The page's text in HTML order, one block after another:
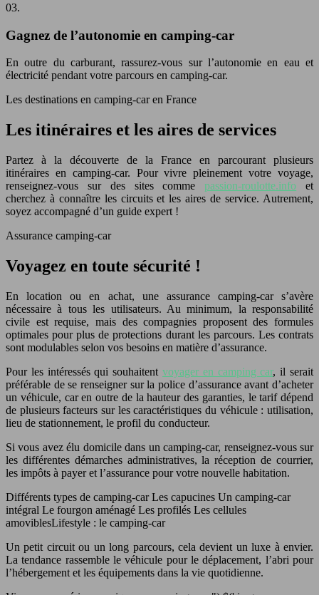
03.
Gagnez de l’autonomie en camping-car
En outre du carburant, rassurez-vous sur l’autonomie en eau et
électricité pendant votre parcours en camping-car.
Les destinations en camping-car en France
Les itinéraires et les aires de services
Partez à la découverte de la France en parcourant plusieurs
itinéraires en camping-car. Pour vivre pleinement votre voyage,
renseignez-vous sur des sites comme passion-roulotte.info et
cherchez à connaître les circuits et les aires de service. Autrement,
soyez accompagné d’un guide expert !
Assurance camping-car
Voyagez en toute sécurité !
En location ou en achat, une assurance camping-car s’avère
nécessaire à tous les utilisateurs. Au minimum, la responsabilité
civile est requise, mais des compagnies proposent des formules
optimales pour plus de protections durant les parcours. Les contrats
sont modulables selon vos besoins en matière d’assurance.
Pour les intéressés qui souhaitent voyager en camping car, il serait
préférable de se renseigner sur la police d’assurance avant d’acheter
un véhicule, car en outre de la hauteur des garanties, le tarif dépend
de plusieurs facteurs sur les caractéristiques du véhicule : utilisation,
lieu de stationnement, le profil du conducteur.
Si vous avez élu domicile dans un camping-car, renseignez-vous sur
les différentes démarches administratives, la réception de courrier,
les impôts à payer et l’assurance pour votre nouvelle habitation.
Différents types de camping-carLes capucines Un camping-car
intégral Le fourgon aménagé Les profilés Les cellules
amoviblesLifestyle : le camping-car
Un petit circuit ou un long parcours, cela devient un luxe à envier.
La tendance rassemble le véhicule pour le déplacement, l’abri pour
l’hébergement et les équipements dans la vie quotidienne.